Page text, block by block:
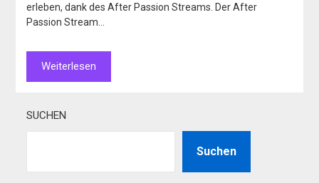
erleben, dank des After Passion Streams. Der After
Passion Stream…
Weiterlesen
SUCHEN
Suchen